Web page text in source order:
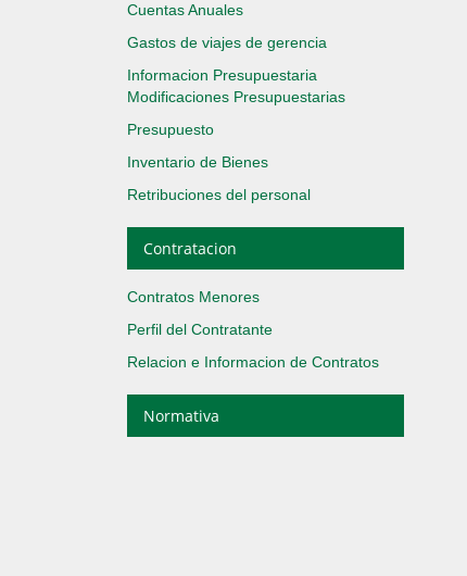
Cuentas Anuales
Gastos de viajes de gerencia
Informacion Presupuestaria
Modificaciones Presupuestarias
Presupuesto
Inventario de Bienes
Retribuciones del personal
Contratacion
Contratos Menores
Perfil del Contratante
Relacion e Informacion de Contratos
Normativa